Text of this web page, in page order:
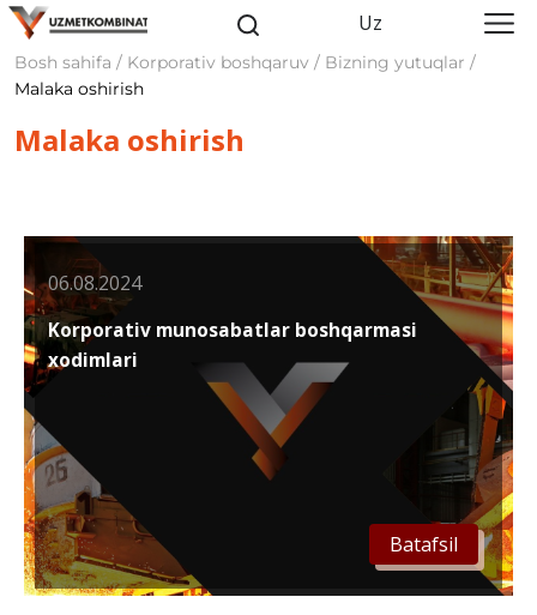
Uz
Bosh sahifa / Korporativ boshqaruv / Bizning yutuqlar /
Malaka oshirish
Malaka oshirish
Batafsil
06.08.2024
Korporativ munosabatlar boshqarmasi
xodimlari